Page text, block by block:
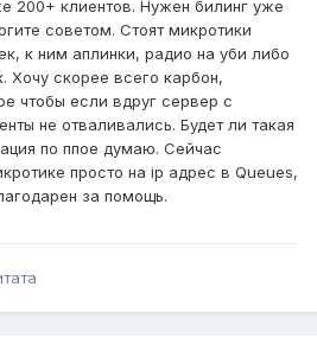
200+ клиентов. Нужен билинг уже
советом. Стоят микротики
к ним аплинки, радио на уби либо
Хочу скорее всего карбон,
чтобы если вдруг сервер с
не отваливались. Будет ли такая
по ппое думаю. Сейчас
просто на ip адрес в Queues,
за помощь.